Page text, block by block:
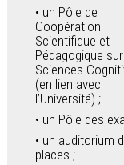
un Pôle de
Coopération
Scientifique et
Pédagogique
Sciences
(en lien avec
l’Université) ;
un Pôle des
un auditorium
places ;